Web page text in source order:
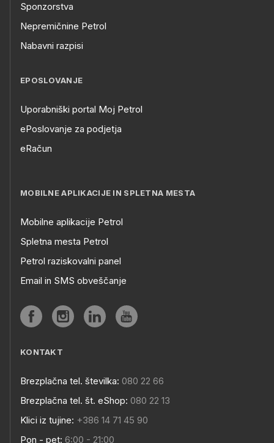
Sponzorstva
Nepremičnine Petrol
Nabavni razpisi
EPOSLOVANJE
Uporabniški portal Moj Petrol
ePoslovanje za podjetja
eRačun
MOBILNE APLIKACIJE IN SPLETNA MESTA
Mobilne aplikacije Petrol
Spletna mesta Petrol
Petrol raziskovalni panel
Email in SMS obveščanje
KONTAKT
Brezplačna tel. številka: 080 22 66
Brezplačna tel. št. eShop: 080 22 13
Klici iz tujine: +386 14 71 45 90
Pon - pet: 6:00 - 21:00